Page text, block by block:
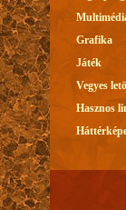
Grafika
Játék
Vegyes
Hasznos